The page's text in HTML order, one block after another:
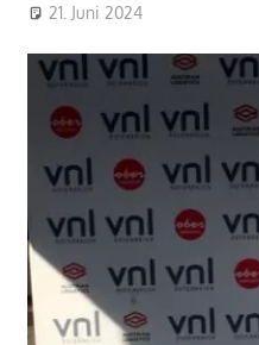
21. Juni 2024